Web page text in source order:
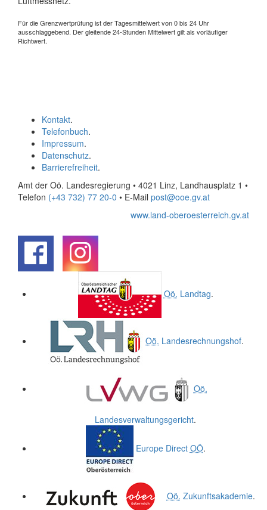
Für die Grenzwertprüfung ist der Tagesmittelwert von 0 bis 24 Uhr
ausschlaggebend. Der gleitende 24-Stunden Mittelwert gilt als vorläufiger
Richtwert.
Kontakt.
Telefonbuch.
Impressum.
Datenschutz.
Barrierefreiheit.
Amt der Oö. Landesregierung • 4021 Linz, Landhausplatz 1 •
Telefon (+43 732) 77 20-0 • E-Mail post@ooe.gv.at
www.land-oberoesterreich.gv.at
Oö. Landtag.
Oö. Landesrechnungshof.
Oö.
Landesverwaltungsgericht.
Europe Direct OÖ.
Oö. Zukunftsakademie.